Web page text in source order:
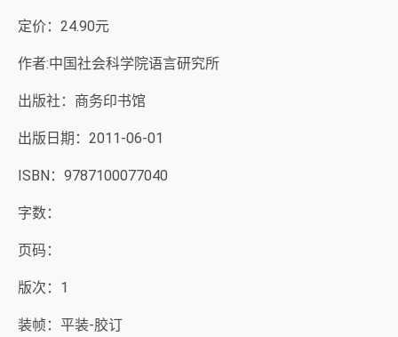
定价：24.90元
作者:中国社会科学院语言研究所
出版社：商务印书馆
出版日期：2011-06-01
ISBN：9787100077040
字数：
页码：
版次：1
装帧：平装-胶订